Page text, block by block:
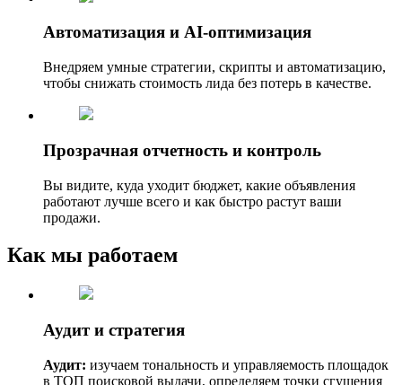
Автоматизация и AI-оптимизация
Внедряем умные стратегии, скрипты и автоматизацию,
чтобы снижать стоимость лида без потерь в качестве.
Прозрачная отчетность и контроль
Вы видите, куда уходит бюджет, какие объявления
работают лучше всего и как быстро растут ваши
продажи.
Как мы работаем
Аудит и стратегия
Аудит: изучаем тональность и управляемость площадок
в ТОП поисковой выдачи, определяем точки сгущения